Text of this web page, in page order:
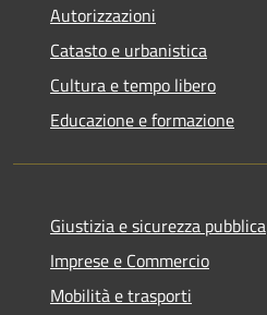
Autorizzazioni
Catasto e urbanistica
Cultura e tempo libero
Educazione e formazione
Giustizia e sicurezza pubblica
Imprese e Commercio
Mobilità e trasporti